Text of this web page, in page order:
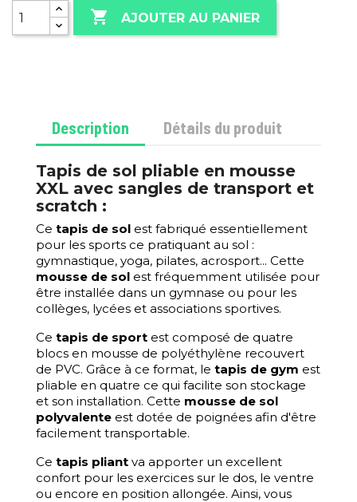
 AJOUTER AU PANIER
Description Détails du produit
Tapis de sol pliable en mousse
XXL avec sangles de transport et
scratch :
Ce tapis de sol est fabriqué essentiellement
pour les sports ce pratiquant au sol :
gymnastique, yoga, pilates, acrosport... Cette
mousse de sol est fréquemment utilisée pour
être installée dans un gymnase ou pour les
collèges, lycées et associations sportives.
Ce tapis de sport est composé de quatre
blocs en mousse de polyéthylène recouvert
de PVC. Grâce à ce format, le tapis de gym est
pliable en quatre ce qui facilite son stockage
et son installation. Cette mousse de sol
polyvalente est dotée de poignées afin d'être
facilement transportable.
Ce tapis pliant va apporter un excellent
confort pour les exercices sur le dos, le ventre
ou encore en position allongée. Ainsi, vous